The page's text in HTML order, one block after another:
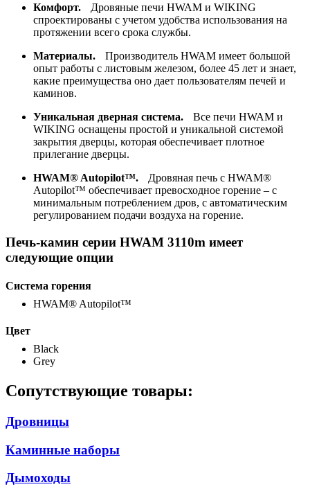
Комфорт.
Дровяные печи HWAM и WIKING
спроектированы с учетом удобства использования на
протяжении всего срока службы.
Материалы.
Производитель HWAM имеет большой
опыт работы с листовым железом, более 45 лет и знает,
какие преимущества оно дает пользователям печей и
каминов.
Уникальная дверная система.
Все печи HWAM и
WIKING оснащены простой и уникальной системой
закрытия дверцы, которая обеспечивает плотное
прилегание дверцы.
HWAM® Autopilot™.
Дровяная печь с HWAM®
Autopilot™ обеспечивает превосходное горение – с
минимальным потреблением дров, с автоматическим
регулированием подачи воздуха на горение.
Печь-камин серии HWAM 3110m имеет
следующие опции
Система горения
HWAM® Autopilot™
Цвет
Black
Grey
Сопутствующие товары:
Дровницы
Каминные наборы
Дымоходы